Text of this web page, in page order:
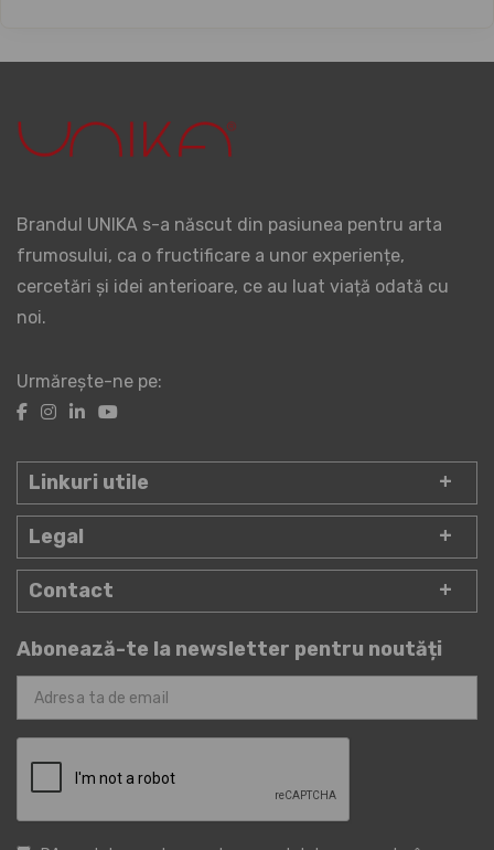
Brandul UNIKA s-a născut din pasiunea pentru arta
frumosului, ca o fructificare a unor experiențe,
cercetări și idei anterioare, ce au luat viață odată cu
noi.
Urmărește-ne pe:
Linkuri utile
Legal
Contact
Abonează-te la newsletter pentru noutăți